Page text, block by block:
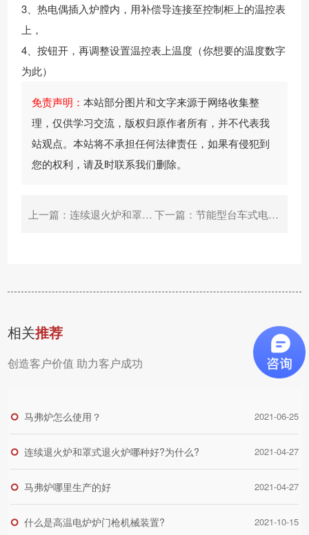
3、热电偶插入炉膛内，用补偿导连接至控制柜上的温控表
上，
4、按钮开，再调整设置温控表上温度（你想要的温度数字
为此）
免责声明：本站部分图片和文字来源于网络收集整
理，仅供学习交流，版权归原作者所有，并不代表我
站观点。本站将不承担任何法律责任，如果有侵犯到
您的权利，请及时联系我们删除。
上一篇：连续退火炉和罩式退火炉哪种好?为什么? 下一篇： 节能型台车式电阻炉，能节能多少？
相关推荐
创造客户价值 助力客户成功
马弗炉怎么使用？ 2021-06-25
连续退火炉和罩式退火炉哪种好?为什么? 2021-04-27
马弗炉哪里生产的好 2021-04-27
什么是高温电炉炉门枪机械装置? 2021-10-15